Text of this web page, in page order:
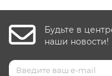
Будьте в
наши новости!